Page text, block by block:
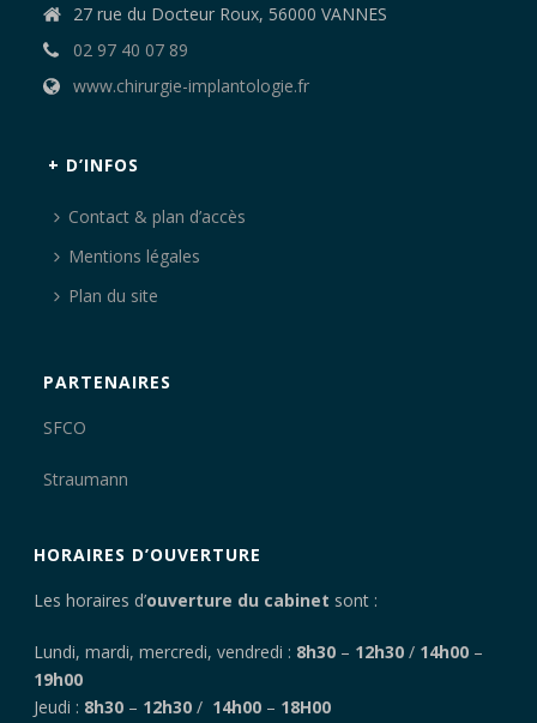
27 rue du Docteur Roux, 56000 VANNES
02 97 40 07 89
www.chirurgie-implantologie.fr
+ D’INFOS
Contact & plan d’accès
Mentions légales
Plan du site
PARTENAIRES
SFCO
Straumann
HORAIRES D’OUVERTURE
Les horaires d’ouverture du cabinet sont :
Lundi, mardi, mercredi, vendredi : 8h30 – 12h30 / 14h00 –
19h00
Jeudi : 8h30 – 12h30 / 14h00 – 18H00